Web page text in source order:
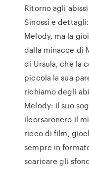
Ritorno agli
Sinossi e
Melody, ma la
dalla minacce di
di Ursula, che la
piccola la sua
richiamo degli
Melody: il suo
ilcorsaronero il
ricco di film,
sempre in
scaricare gli